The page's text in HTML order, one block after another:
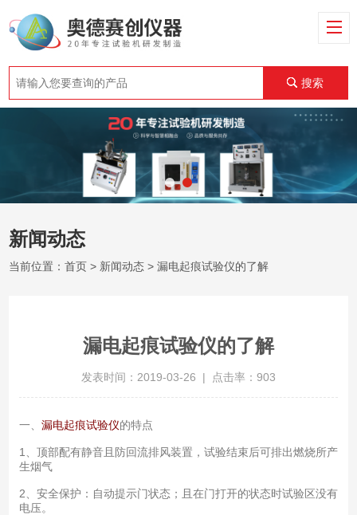
搜索
新闻动态
当前位置：首页 > 新闻动态 > 漏电起痕试验仪的了解
漏电起痕试验仪的了解
发表时间：2019-03-26 | 点击率：903
一、 漏电起痕试验仪的特点
1、顶部配有静音且防回流排风装置，试验结束后可排出燃烧所产
生烟气
2、安全保护：自动提示门状态；且在门打开的状态时试验区没有
电压。